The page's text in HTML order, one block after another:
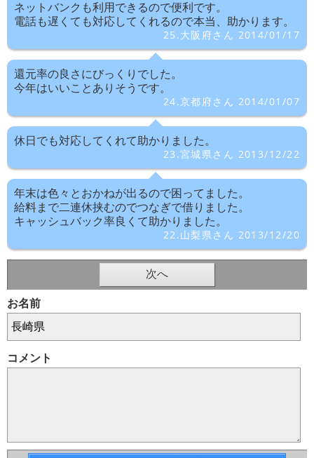
ネットバンクも利用できるので便利です。
電話も遅くても対応してくれるので本当、助かります。
25.大阪府さん 2014/01/17
還元率の良さにびっくりでした。
今年はいいことありそうです。
24.京都府さん 2014/01/07
休日でも対応してくれて助かりました。
23.宮城県さん 2013/12/22
年末は色々とおかねが出るので困ってました。
給料まで二連休挟むのでつなぎで借りました。
キャッシュバック率良くて助かりました。
22.山梨県さん 2013/12/20
次へ
お名前
コメント